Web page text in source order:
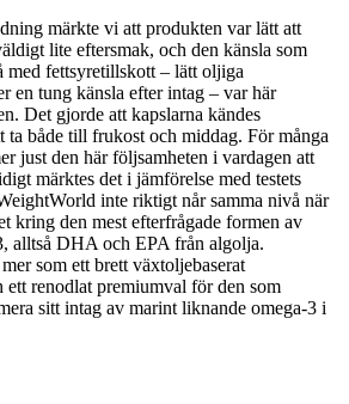
märkte vi att produkten var lätt att
lite eftersmak, och den känsla som
med fettsyretillskott – lätt oljiga
en tung känsla efter intag – var här
Det gjorde att kapslarna kändes
ta både till frukost och middag. För många
just den här följsamheten i vardagen att
märktes det i jämförelse med testets
inte riktigt når samma nivå när
kring den mest efterfrågade formen av
alltså DHA och EPA från algolja.
som ett brett växtoljebaserat
ett renodlat premiumval för den som
sitt intag av marint liknande omega-3 i